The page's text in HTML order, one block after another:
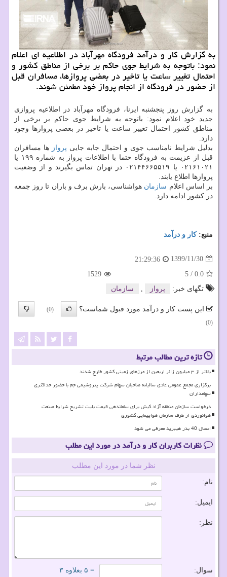
به گزارش کار و درآمد فرودگاه مهرآباد در اطلاعیه ای اعلام
نمود: باتوجه به شرایط جوی حاکم بر برخی از مناطق کشور و
احتمال تغییر ساعت یا تاخیر در بعضی پروازها، مسافران قبل
از حضور در فرودگاه از انجام پرواز خود مطمئن شوند.
به گزارش روز پنجشنبه ایرنا، فرودگاه مهرآباد در اطلاعیه پروازی
جدید خود اعلام نمود: باتوجه به شرایط جوی حاکم بر برخی از
مناطق کشور احتمال تغییر ساعت یا تاخیر در بعضی پروازها وجود
دارد.
بدلیل شرایط نامناسب جوی و احتمال جابه جایی پرواز ها مسافران
قبل از عزیمت به فرودگاه حتما با اطلاعات پرواز به شماره ۱۹۹ یا
۰۲۱۶۱۰۲۱ یا ۰۲۱۴۴۶۶۵۵۱۹ در تهران تماس بگیرند و از وضعیت
پروازها اطلاع یابند.
بر اساس اعلام سازمان هواشناسی، بارش برف و باران تا روز جمعه
در کشور ادامه دارد.
منبع:كار و درآمد
1399/11/30
21:29:36
0.0
/
5
1529
تگهای خبر:
پرواز , سازمان
این پست کار و درآمد مورد قبول شماست؟
(0)
(0)
تازه ترین مطالب مرتبط
بالاتر از ۳ میلیون زائر اربعین از مرزهای زمینی کشور خارج شدند
برگزاری مجمع عمومی عادی سالیانه صاحبان سهام شرکت پتروشیمی جم با حضور حداکثری
سهامداران
درخواست سازمان منطقه آزاد کیش برای ساماندهی قیمت بلیت تشریح شرایط صنعت
هوانوردی از طرف سازمان هواپیمایی کشوری
امسال 40 بذر هیبرید معرفی می شود
نظرات کاربران کار و درآمد در مورد این مطلب
نظر شما در مورد این مطلب
نام:
ایمیل:
نظر:
سوال: = ۵ بعلاوه ۳